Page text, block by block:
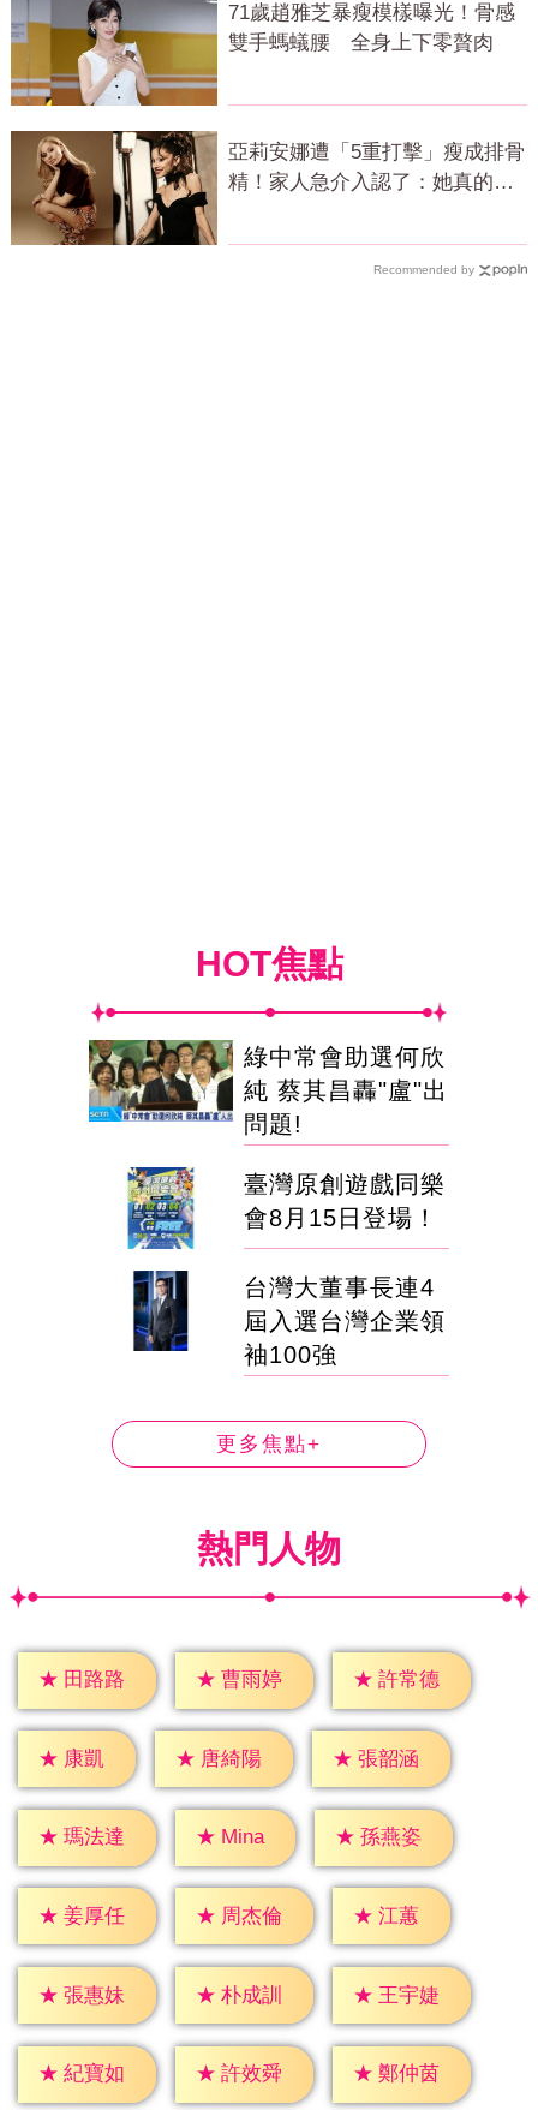
71歲趙雅芝暴瘦模樣曝光！骨感
雙手螞蟻腰 全身上下零贅肉
亞莉安娜遭「5重打擊」瘦成排骨
精！家人急介入認了：她真的不
Recommended by
HOT焦點
綠中常會助選何欣
純 蔡其昌轟"盧"出
問題!
臺灣原創遊戲同樂
會8月15日登場！
台灣大董事長連4
屆入選台灣企業領
袖100強
更多焦點+
熱門人物
★ 田路路 ★ 曹雨婷 ★ 許常德
★ 康凱 ★ 唐綺陽 ★ 張韶涵
★ 瑪法達 ★ Mina ★ 孫燕姿
★ 姜厚任 ★ 周杰倫 ★ 江蕙
★ 張惠妹 ★ 朴成訓 ★ 王宇婕
★ 紀寶如 ★ 許效舜 ★ 鄭仲茵